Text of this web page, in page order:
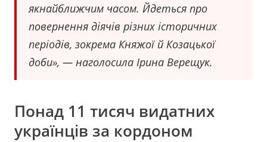
якнайближчим часом. Йдеться про
повернення діячів різних історичних
періодів, зокрема Княжої й Козацької
доби», — наголосила Ірина Верещук.
Понад 11 тисяч видатних
українців за кордоном